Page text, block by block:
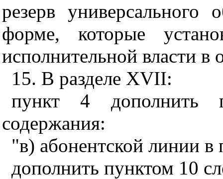
резерв
форме, которые
исполнительной власти в
15. В разделе XVII:
пункт 4 дополнить
содержания:
"в) абонентской линии в
дополнить пунктом 10